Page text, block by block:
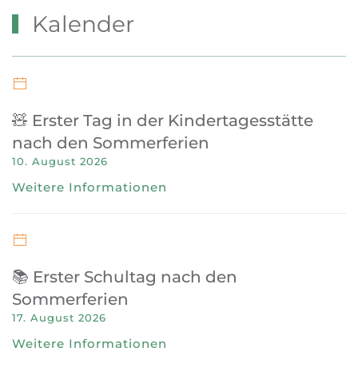
Kalender
🧸 Erster Tag in der Kindertagesstätte
nach den Sommerferien
10. August 2026
Weitere Informationen
📚 Erster Schultag nach den
Sommerferien
17. August 2026
Weitere Informationen